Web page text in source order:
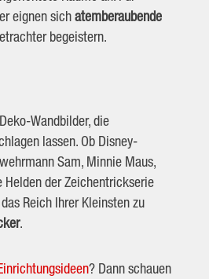
eignen sichatemberaubende
begeistern.
Wandbilder, die
lassen. Ob Disney-
Sam, Minnie Maus,
Helden der Zeichentrickserie
Reich Ihrer Kleinsten zu
.
? Dann schauen